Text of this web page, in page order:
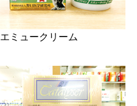
エミュークリーム